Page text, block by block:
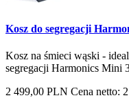
Kosz do segregacji
Kosz na śmieci wąski -
segregacji Harmonics Mini
2 499,00 PLN Cena netto: